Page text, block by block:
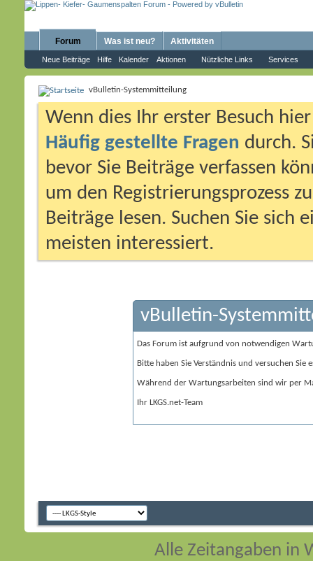
Forum
Neue Beiträge Hilfe Kalender Aktionen Nützliche Links Services
Was ist neu? Aktivitäten
vBulletin-Systemmitteilung
Wenn dies Ihr erster Besuch
Häufig gestellte Fragen durch.
bevor Sie Beiträge verfassen
um den Registrierungsprozess
Beiträge lesen. Suchen Sie sich
meisten interessiert.
vBulletin-
Das Forum ist aufgrund von notwendigen
Bitte haben Sie Verständnis und versuchen Sie
Während der Wartungsarbeiten sind wir per
Ihr LKGS.net-Team
Alle Zeitangaben in